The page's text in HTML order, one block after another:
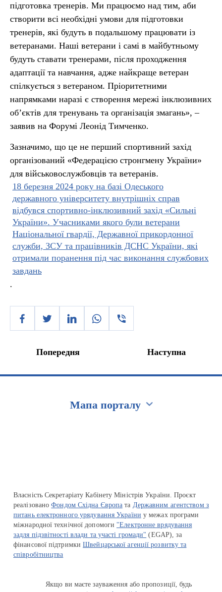
підготовка тренерів. Ми працюємо над тим, аби
створити всі необхідні умови для підготовки
тренерів, які будуть в подальшому працювати із
ветеранами. Наші ветерани і самі в майбутньому
будуть ставати тренерами, після проходження
адаптації та навчання, адже найкраще ветеран
спілкується з ветераном. Пріоритетними
напрямками наразі є створення мережі інклюзивних
об’єктів для тренувань та організація змагань», –
заявив на Форумі Леонід Тимченко.
Зазначимо, що це не перший спортивний захід
організований «Федерацією стронгмену України»
для військовослужбовців та ветеранів.
18 березня 2024 року на базі Одеського
державного університету внутрішніх справ
відбувся спортивно-інклюзивний захід «Сильні
України». Учасниками якого були ветерани
Національної гвардії, Державної прикордонної
служби, ЗСУ та працівників ДСНС України, які
отримали поранення під час виконання службових
завдань
.
Попередня Наступна
Мапа порталу
Власність Секретаріату Кабінету Міністрів України. Проєкт
реалізованоФондом Східна Європа та Державним агентством з
питань електронного урядування України у межах програми
міжнародної технічної допомоги "Електронне врядування
задля підзвітності влади та участі громади" (EGAP), за
фінансової підтримкиШвейцарської агенції розвитку та
співробітництва
Якщо ви маєте зауваження або пропозиції, будь